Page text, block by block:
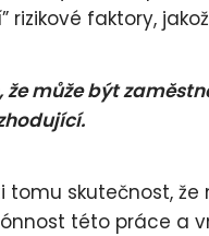
rizikové faktory,
že může být
tomu skutečnost,
této práce a